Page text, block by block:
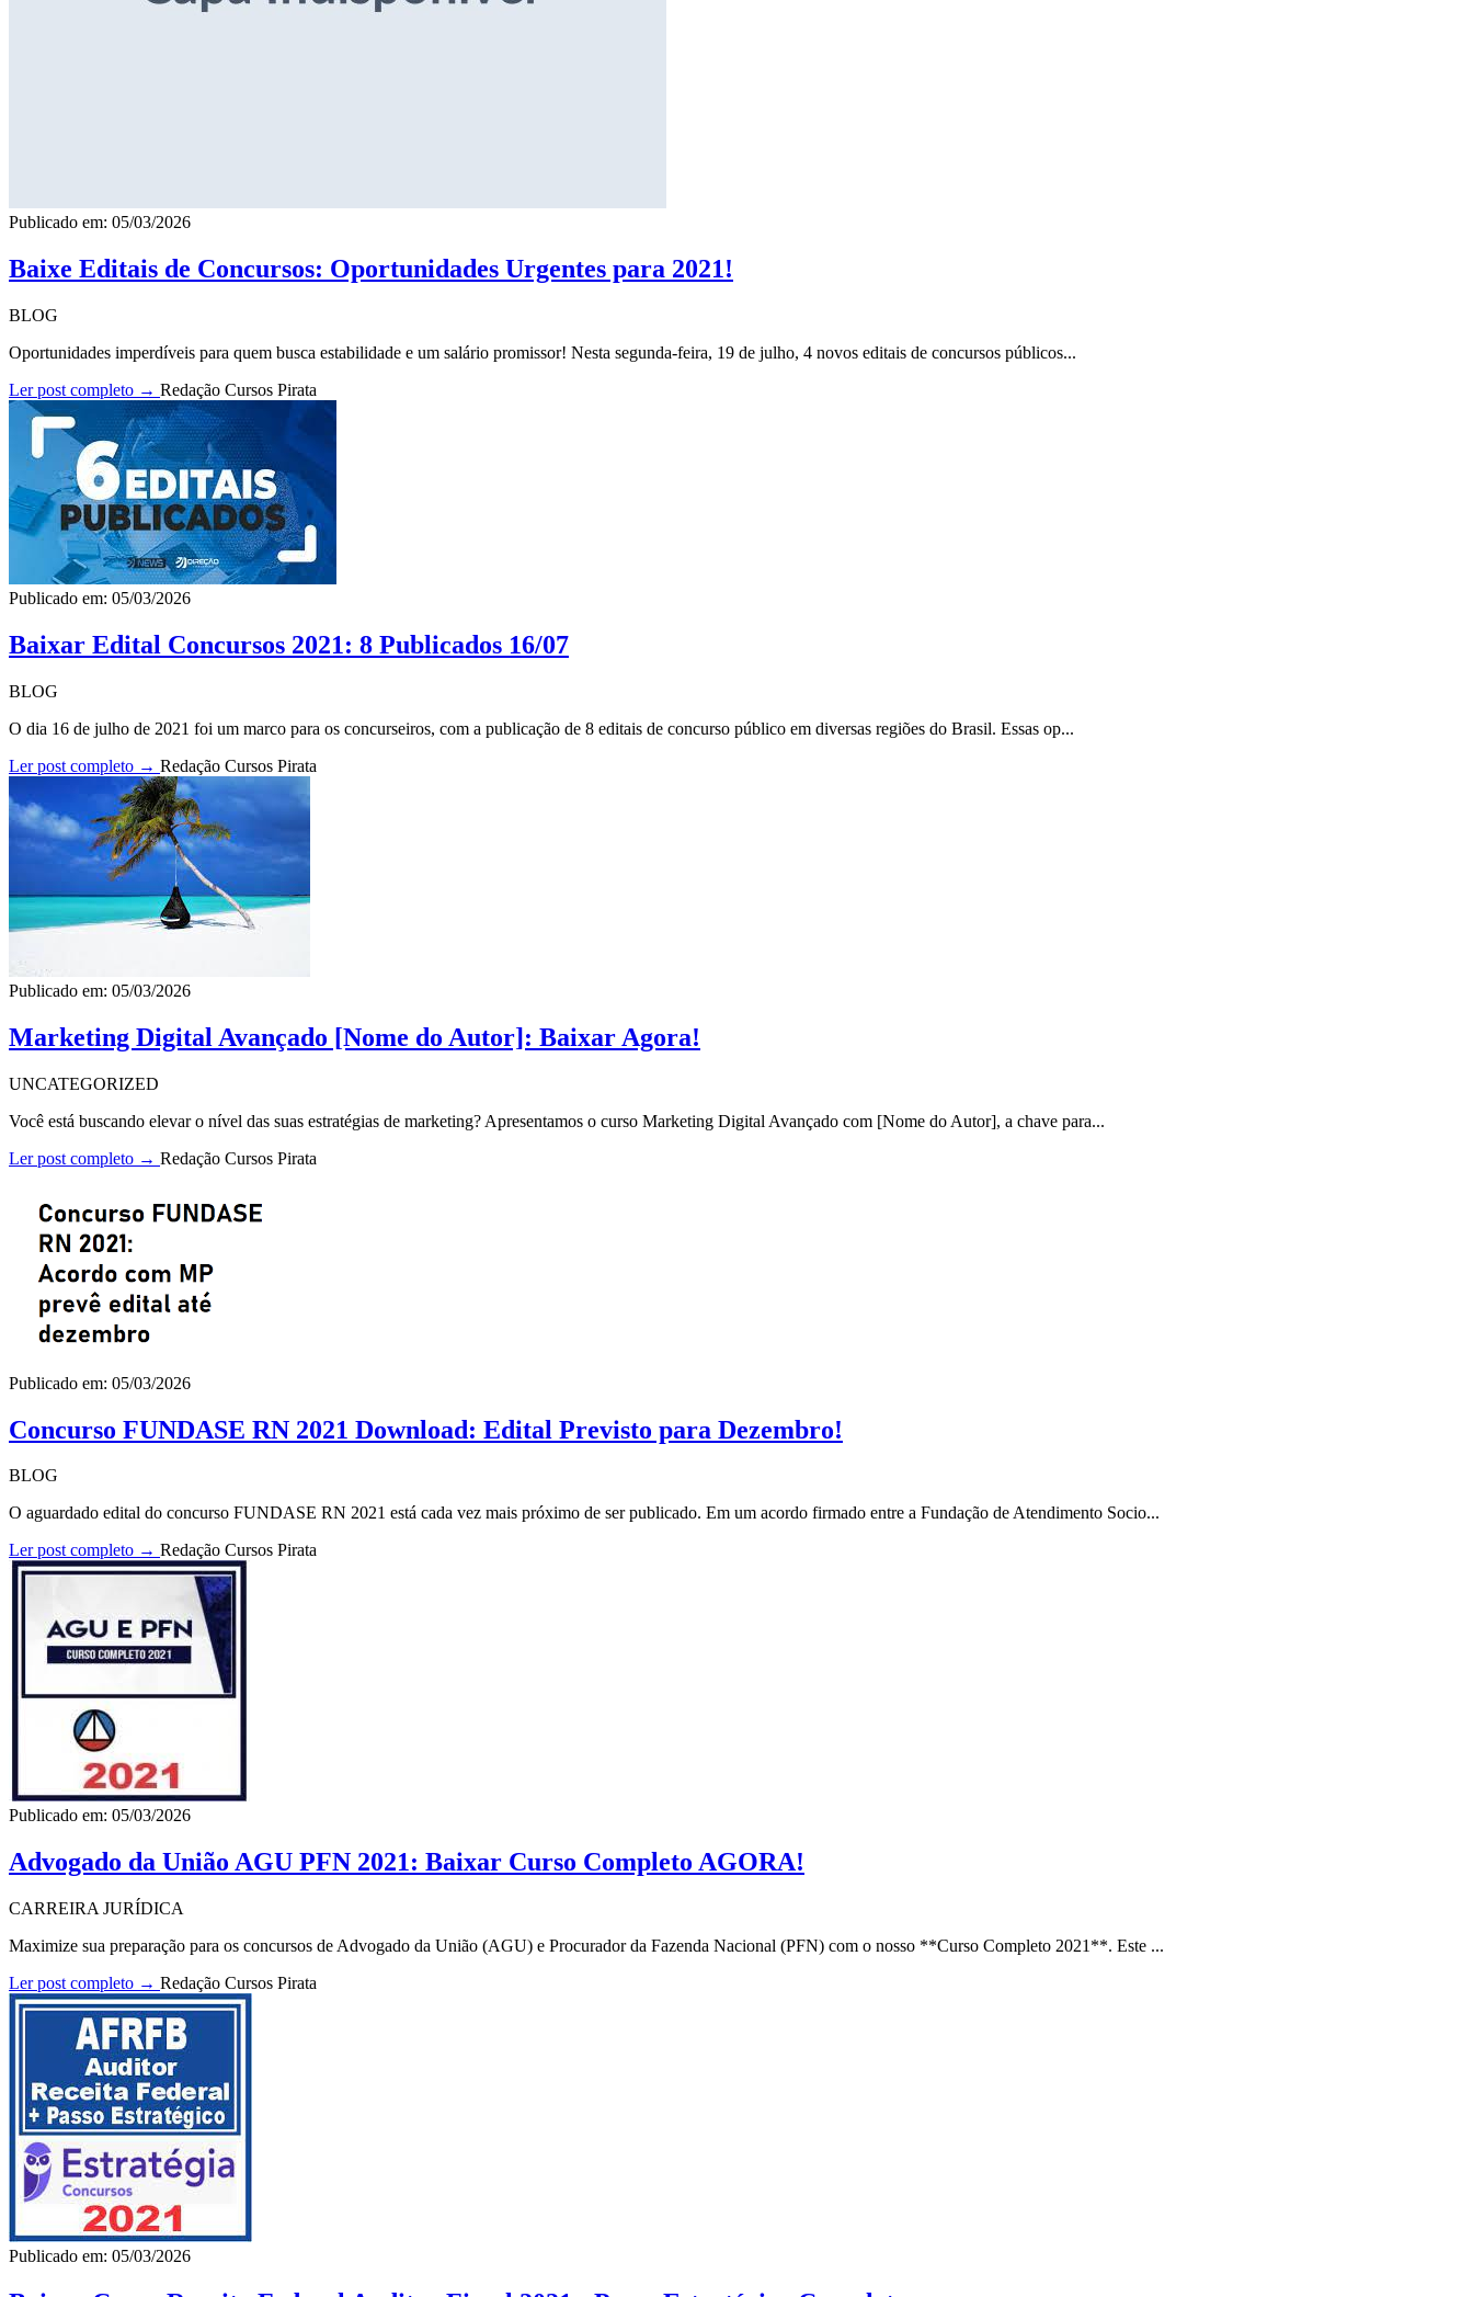
Publicado em: 05/03/2026
Baixe Editais de Concursos: Oportunidades Urgentes para 2021!
BLOG
Oportunidades imperdíveis para quem busca estabilidade e um salário promissor! Nesta segunda-feira, 19 de julho, 4 novos editais de concursos públicos...
Ler post completo → Redação Cursos Pirata
Publicado em: 05/03/2026
Baixar Edital Concursos 2021: 8 Publicados 16/07
BLOG
O dia 16 de julho de 2021 foi um marco para os concurseiros, com a publicação de 8 editais de concurso público em diversas regiões do Brasil. Essas op...
Ler post completo → Redação Cursos Pirata
Publicado em: 05/03/2026
Marketing Digital Avançado [Nome do Autor]: Baixar Agora!
UNCATEGORIZED
Você está buscando elevar o nível das suas estratégias de marketing? Apresentamos o curso Marketing Digital Avançado com [Nome do Autor], a chave para...
Ler post completo → Redação Cursos Pirata
Publicado em: 05/03/2026
Concurso FUNDASE RN 2021 Download: Edital Previsto para Dezembro!
BLOG
O aguardado edital do concurso FUNDASE RN 2021 está cada vez mais próximo de ser publicado. Em um acordo firmado entre a Fundação de Atendimento Socio...
Ler post completo → Redação Cursos Pirata
Publicado em: 05/03/2026
Advogado da União AGU PFN 2021: Baixar Curso Completo AGORA!
CARREIRA JURÍDICA
Maximize sua preparação para os concursos de Advogado da União (AGU) e Procurador da Fazenda Nacional (PFN) com o nosso **Curso Completo 2021**. Este ...
Ler post completo → Redação Cursos Pirata
Publicado em: 05/03/2026